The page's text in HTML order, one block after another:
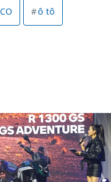
ô tô